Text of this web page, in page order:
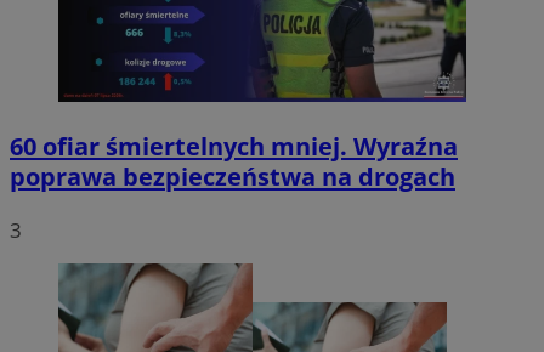
60 ofiar śmiertelnych mniej. Wyraźna
poprawa bezpieczeństwa na drogach
3